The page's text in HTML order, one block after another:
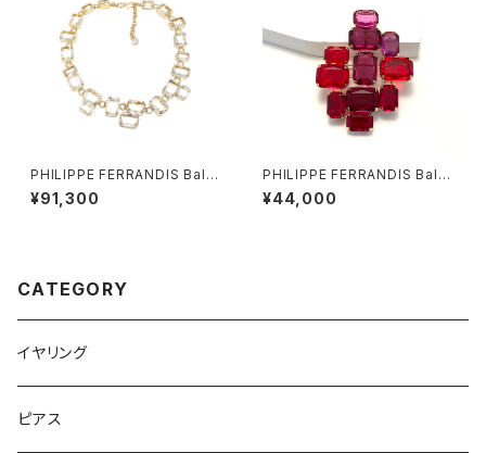
PHILIPPE FERRANDIS Balé
ares ネックレス #2
¥91,300
PHILIPPE FERRANDIS Balé
ares ブローチ
¥44,000
CATEGORY
イヤリング
ピアス